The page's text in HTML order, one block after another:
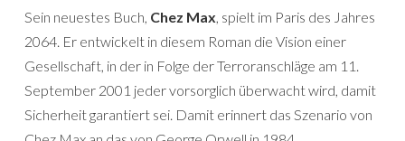
Sein neuestes Buch, Chez Max, spielt im Paris des Jahres
2064. Er entwickelt in diesem Roman die Vision einer
Gesellschaft, in der in Folge der Terroranschläge am 11.
September 2001 jeder vorsorglich überwacht wird, damit
Sicherheit garantiert sei. Damit erinnert das Szenario von